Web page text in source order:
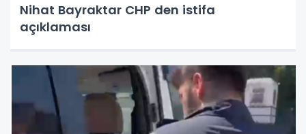
Nihat Bayraktar CHP den istifa
açıklaması